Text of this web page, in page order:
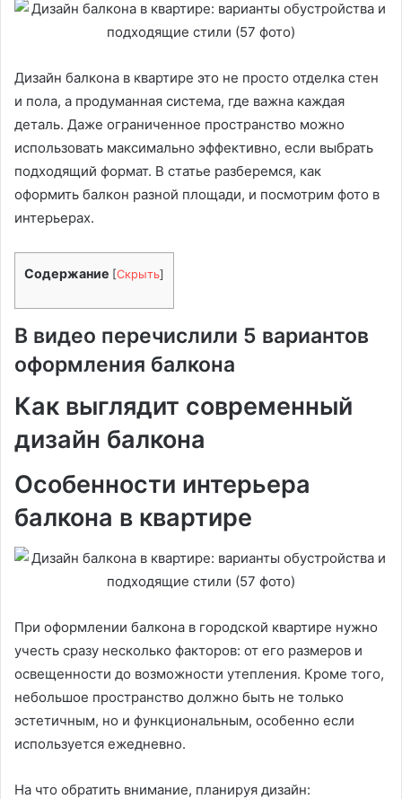
Дизайн балкона в квартире это не просто отделка стен
и пола, а продуманная система, где важна каждая
деталь. Даже ограниченное пространство можно
использовать максимально эффективно, если выбрать
подходящий формат. В статье разберемся, как
оформить балкон разной площади, и посмотрим фото в
интерьерах.
Содержание [Скрыть]
В видео перечислили 5 вариантов
оформления балкона
Как выглядит современный
дизайн балкона
Особенности интерьера
балкона в квартире
При оформлении балкона в городской квартире нужно
учесть сразу несколько факторов: от его размеров и
освещенности до возможности утепления. Кроме того,
небольшое пространство должно быть не только
эстетичным, но и функциональным, особенно если
используется ежедневно.
На что обратить внимание, планируя дизайн: